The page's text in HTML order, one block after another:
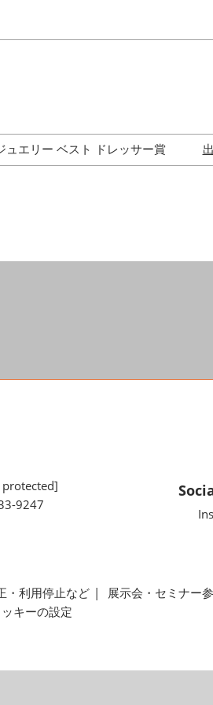
ュエリー ベスト ドレッサー賞
9247
・利用停止など 展示会・セミナー
ッキーの設定